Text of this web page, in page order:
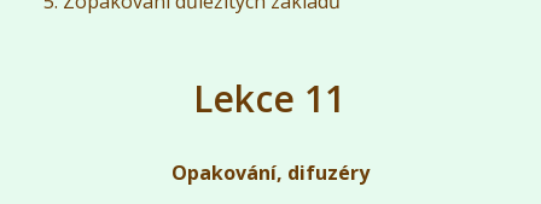
Lekce 11
Opakování, difuzéry